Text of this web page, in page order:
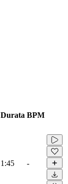
Durata BPM
1:45 -